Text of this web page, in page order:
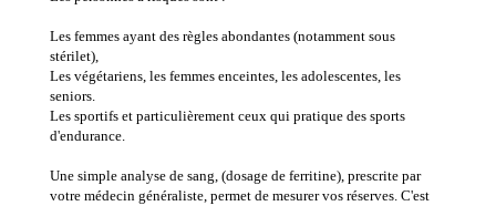
Les femmes ayant des règles abondantes (notamment sous
stérilet),
Les végétariens, les femmes enceintes, les adolescentes, les
seniors.
Les sportifs et particulièrement ceux qui pratique des sports
d'endurance.
Une simple analyse de sang, (dosage de ferritine), prescrite par
votre médecin généraliste, permet de mesurer vos réserves. C'est